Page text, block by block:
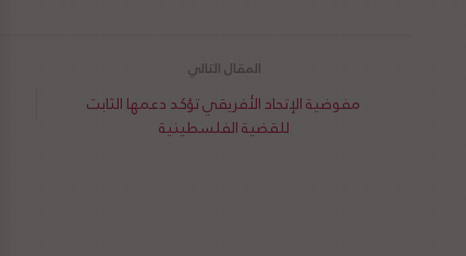
مفوضية الإتحاد الأفريقي تؤكد دعمها الثابت
للقضية الفلسطينية